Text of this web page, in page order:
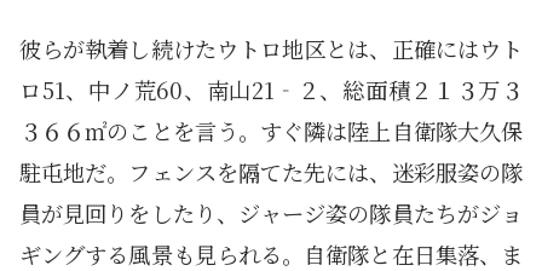
彼らが執着し続けたウトロ地区とは、正確にはウト
ロ51、中ノ荒60、南山21‐２、総面積２１３万３
３６６㎡のことを言う。すぐ隣は陸上自衛隊大久保
駐屯地だ。フェンスを隔てた先には、迷彩服姿の隊
員が見回りをしたり、ジャージ姿の隊員たちがジョ
ギングする風景も見られる。自衛隊と在日集落、ま